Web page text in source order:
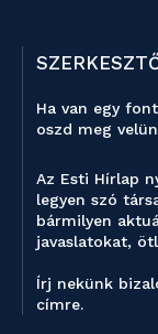
Ha van egy
oszd meg
Az Esti Hírlap
legyen szó
bármilyen
javaslatokat,
Írj nekünk
címre.